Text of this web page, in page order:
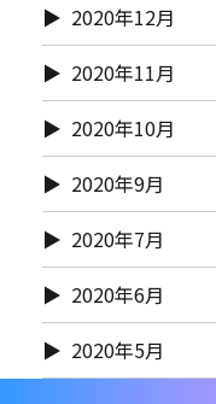
2020年12月
2020年11月
2020年10月
2020年9月
2020年7月
2020年6月
2020年5月